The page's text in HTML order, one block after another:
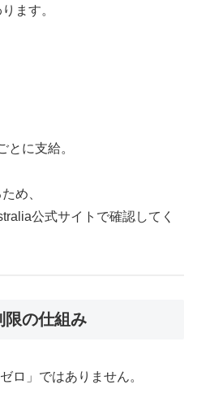
ます。
とに支給。
め、
公式サイトで確認してく
の仕組み
ロ」ではありません。